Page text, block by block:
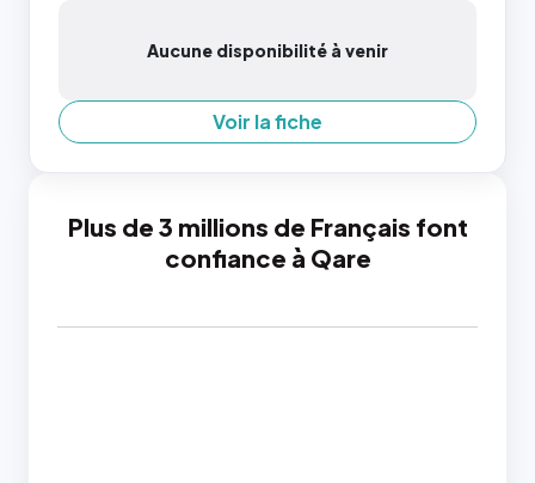
Aucune disponibilité à venir
Voir la fiche
Plus de 3 millions de Français font
confiance à Qare